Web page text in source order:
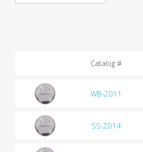
Catalog #
WB-2011
SS-2014